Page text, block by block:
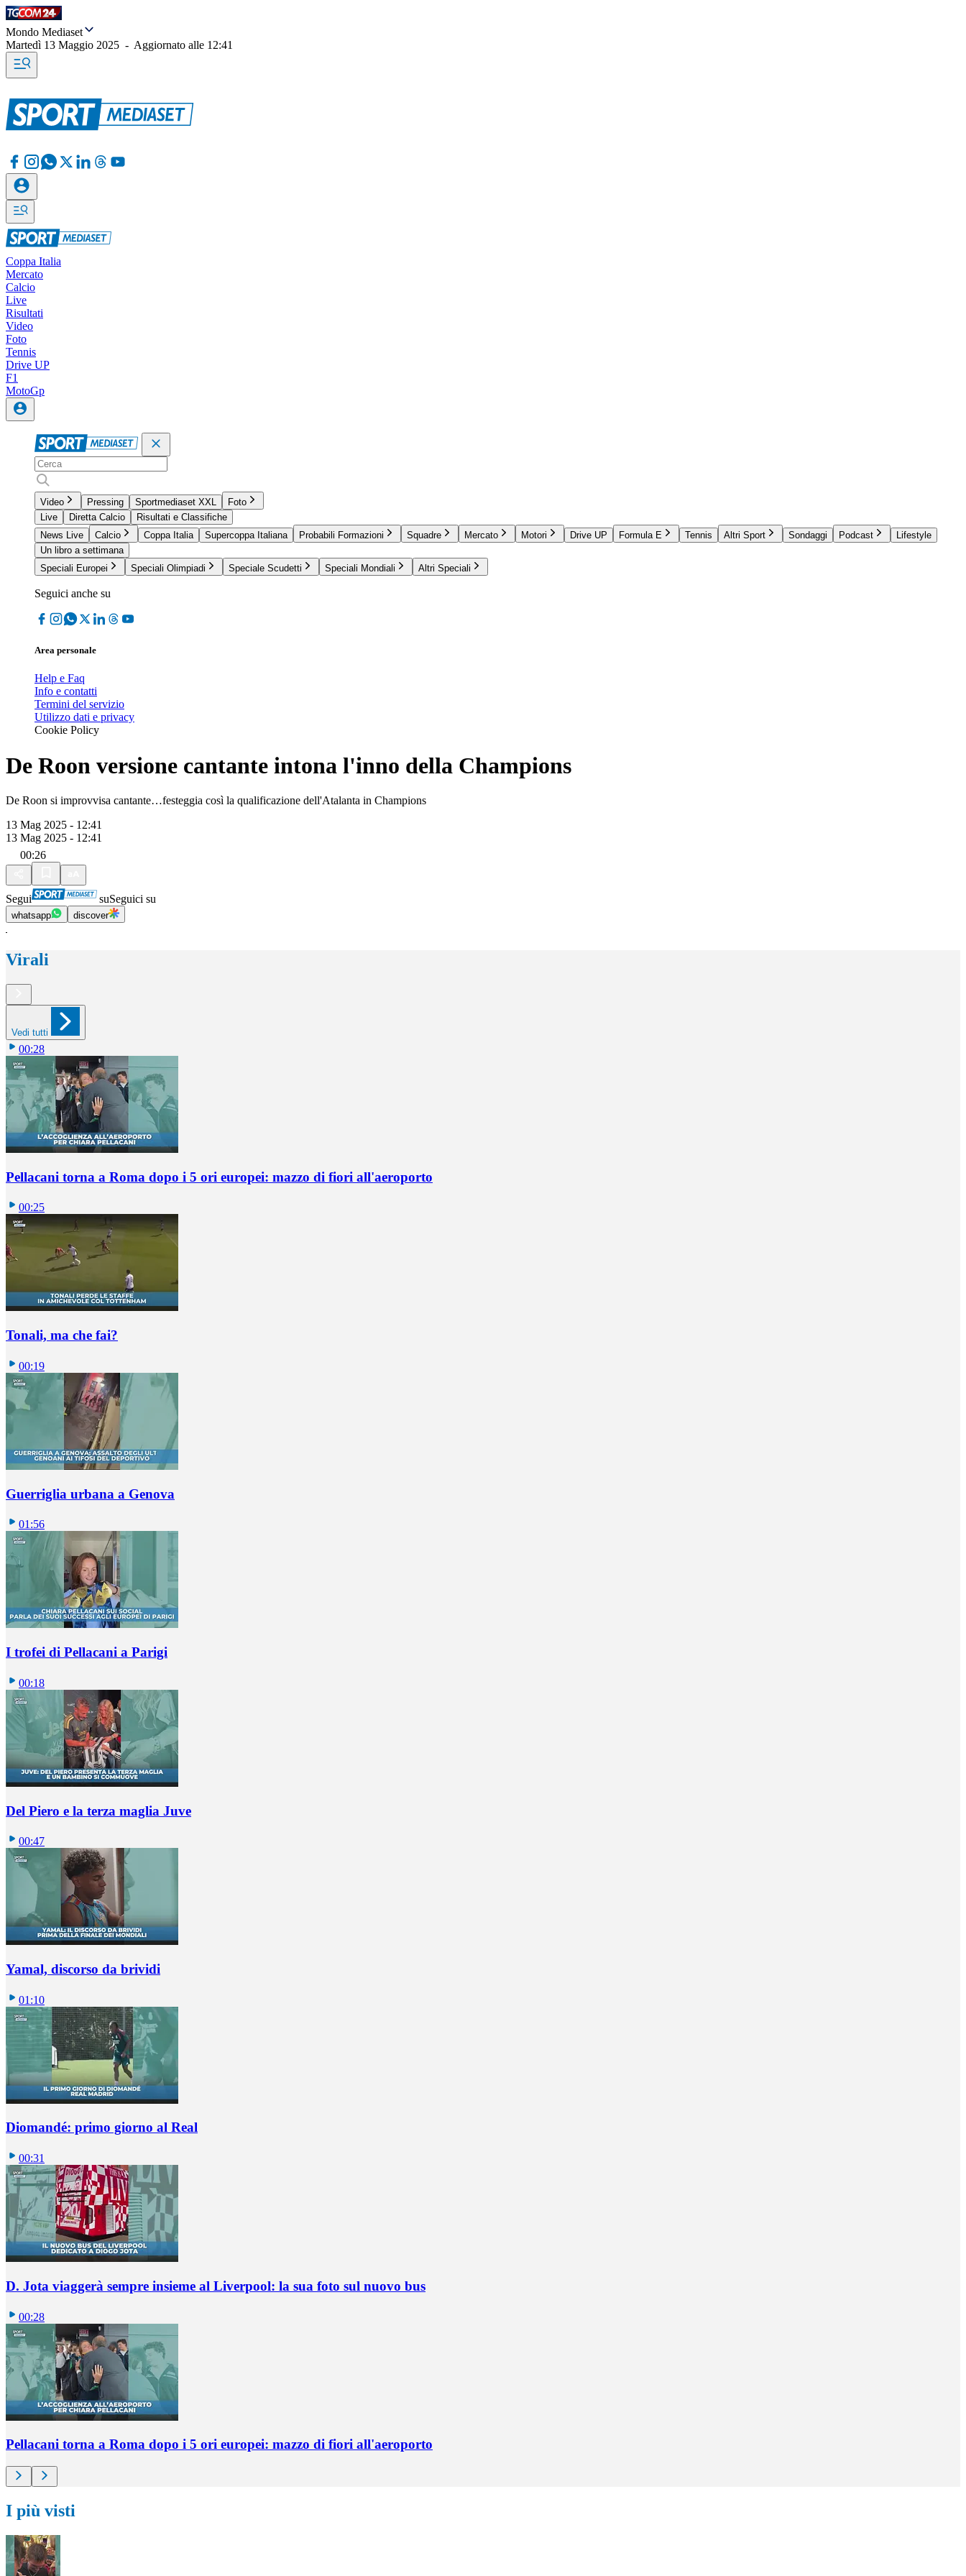
Mondo Mediaset
Martedì 13 Maggio 2025 - Aggiornato alle 12:41
Coppa Italia
Mercato
Calcio
Live
Risultati
Video
Foto
Tennis
Drive UP
F1
MotoGp
Video Pressing Sportmediaset XXL
Foto
Live
Diretta Calcio
Risultati e Classifiche
News Live
Calcio Coppa Italia Supercoppa Italiana Probabili Formazioni Squadre Mercato Motori Drive UP Formula E Tennis Altri Sport Sondaggi Podcast
Lifestyle
Un libro a settimana
Speciali Europei
Speciali Olimpiadi Speciale Scudetti Speciali Mondiali Altri Speciali
Seguici anche su
Area personale
Help e Faq
Info e contatti
Termini del servizio
Utilizzo dati e privacy
Cookie Policy
De Roon versione cantante intona l'inno della Champions
De Roon si improvvisa cantante…festeggia così la qualificazione dell'Atalanta in Champions
13 Mag 2025 - 12:41
13 Mag 2025 - 12:41
00:26
Segui suSeguici su
whatsapp discover
Virali
Vedi tutti
00:28
Pellacani torna a Roma dopo i 5 ori europei: mazzo di fiori all'aeroporto
00:25
Tonali, ma che fai?
00:19
Guerriglia urbana a Genova
01:56
I trofei di Pellacani a Parigi
00:18
Del Piero e la terza maglia Juve
00:47
Yamal, discorso da brividi
01:10
Diomandé: primo giorno al Real
00:31
D. Jota viaggerà sempre insieme al Liverpool: la sua foto sul nuovo bus
00:28
Pellacani torna a Roma dopo i 5 ori europei: mazzo di fiori all'aeroporto
I più visti